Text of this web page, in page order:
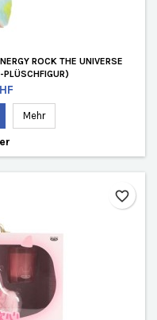
ROCK THE UNIVERSE
Mehr
favorite_border